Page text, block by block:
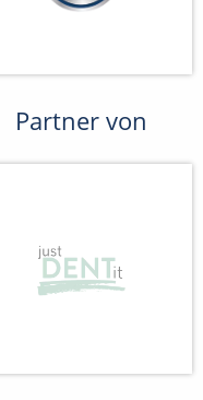
Partner von